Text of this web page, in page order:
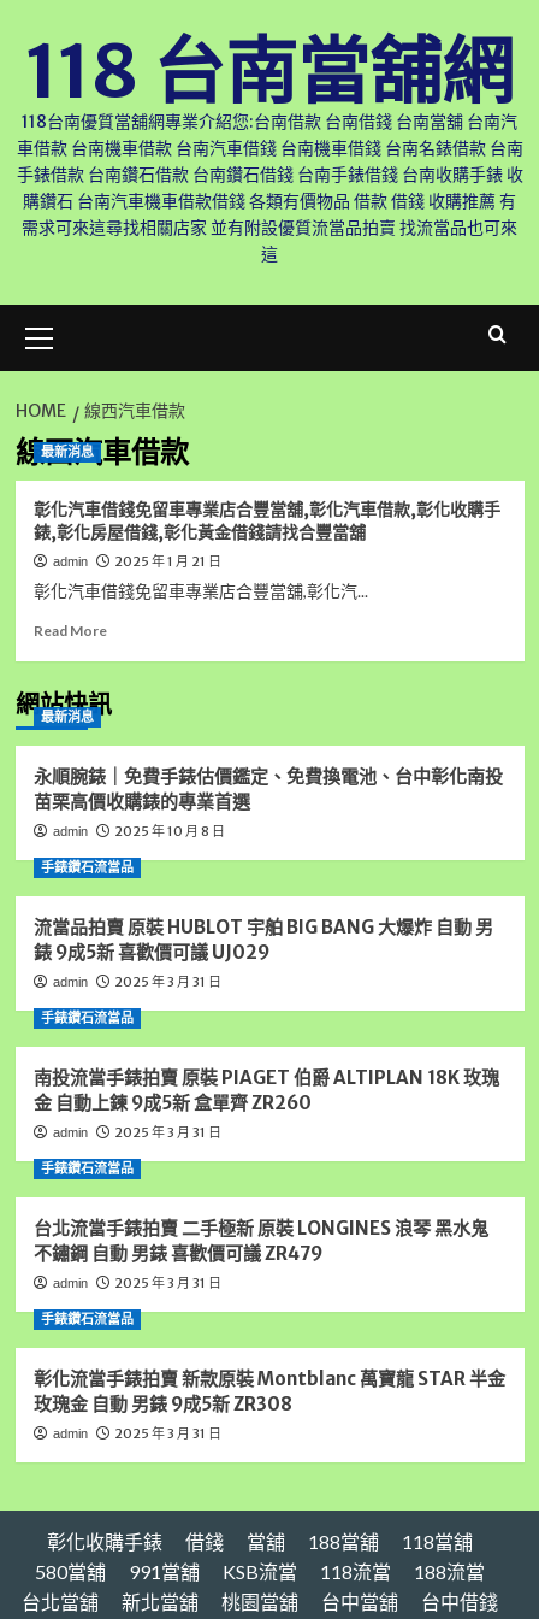
118 台南當舖網
118台南優質當舖網專業介紹您:台南借款 台南借錢 台南當舖 台南汽
車借款 台南機車借款 台南汽車借錢 台南機車借錢 台南名錶借款 台南
手錶借款 台南鑽石借款 台南鑽石借錢 台南手錶借錢 台南收購手錶 收
購鑽石 台南汽車機車借款借錢 各類有價物品 借款 借錢 收購推薦 有
需求可來這尋找相關店家 並有附設優質流當品拍賣 找流當品也可來
這
Menu
HOME 線西汽車借款
線西汽車借款
最新消息
彰化汽車借錢免留車專業店合豐當舖,彰化汽車借款,彰化收購手
錶,彰化房屋借錢,彰化黃金借錢請找合豐當舖
admin 2025 年 1 月 21 日
彰化汽車借錢免留車專業店合豐當舖,彰化汽...
Read MoreRead
彰
化
汽
車
借
錢
免
留
車
專
業
店
合
豐
當
化
汽
車
款,
彰
化
收
購
手
錶,
房
屋
借
金
借
網站快訊
最新消息
永順腕錶｜免費手錶估價鑑定、免費換電池、台中彰化南投
苗栗高價收購錶的專業首選
admin 2025 年 10 月 8 日
手錶鑽石流當品
流當品拍賣 原裝 HUBLOT 宇舶 BIG BANG 大爆炸 自動 男
錶 9成5新 喜歡價可議 UJ029
admin 2025 年 3 月 31 日
手錶鑽石流當品
南投流當手錶拍賣 原裝 PIAGET 伯爵 ALTIPLAN 18K 玫瑰
金 自動上鍊 9成5新 盒單齊 ZR260
admin 2025 年 3 月 31 日
手錶鑽石流當品
台北流當手錶拍賣 二手極新 原裝 LONGINES 浪琴 黑水鬼
不鏽鋼 自動 男錶 喜歡價可議 ZR479
admin 2025 年 3 月 31 日
手錶鑽石流當品
彰化流當手錶拍賣 新款原裝 Montblanc 萬寶龍 STAR 半金
玫瑰金 自動 男錶 9成5新 ZR308
admin 2025 年 3 月 31 日
彰化收購手錶 借錢 當舖 188當舖
118當舖
580當舖
991當舖 KSB流當 118流當
188流當
台北當舖
新北當舖 桃園當舖 台中當舖 台中借錢